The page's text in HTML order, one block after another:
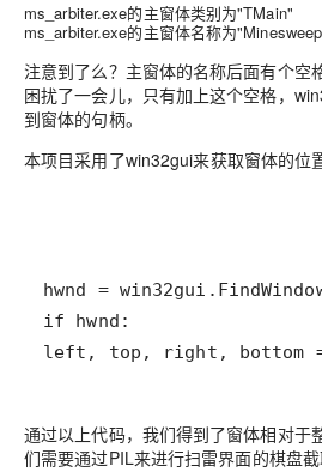
ms_arbiter.exe的主窗体类别为"TMain"
ms_arbiter.exe的主窗体名称为
注意到了么？主窗体的名称后面有个空
困扰了一会儿，只有加上这个空格，
到窗体的句柄。
本项目采用了win32gui来获取窗体的位
left, top, right, bottom =
通过以上代码，我们得到了窗体相对于
们需要通过PIL来进行扫雷界面的棋盘截